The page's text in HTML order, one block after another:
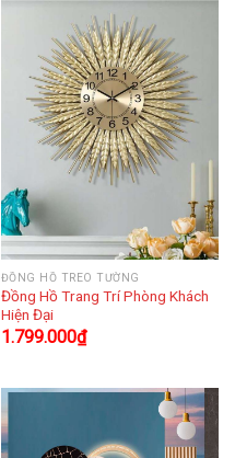
ĐỒNG HỒ TREO TƯỜNG
Đồng Hồ Trang Trí Phòng Khách
Hiện Đại
1.799.000₫